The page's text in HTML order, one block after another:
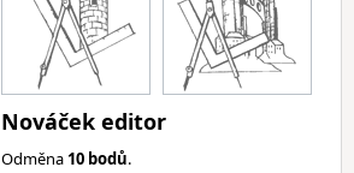
Nováček editor
Odměna 10 bodů.